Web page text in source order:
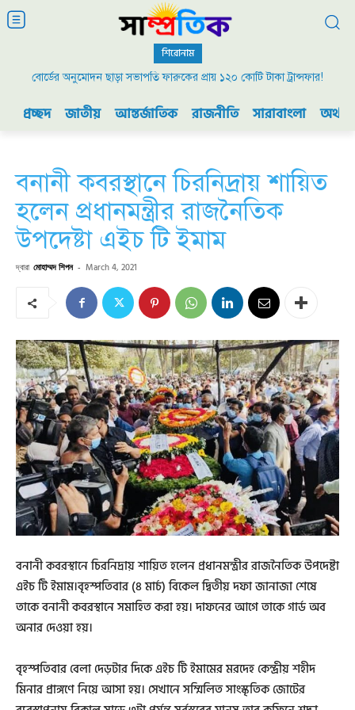
শিরোনাম
বোর্ডের অনুমোদন ছাড়া সভাপতি ফারুকের প্রায় ১২০ কোটি টাকা ট্রান্সফার!
প্রচ্ছদ জাতীয় আন্তর্জাতিক রাজনীতি সারাবাংলা
বনানী কবরস্থানে চিরনিদ্রায় শায়িত
হলেন প্রধানমন্ত্রীর রাজনৈতিক
উপদেষ্টা এইচ টি ইমাম
দ্বারা মোহাম্মদ শিপন - March 4, 2021
বনানী কবরস্থানে চিরনিদ্রায় শায়িত হলেন প্রধানমন্ত্রীর রাজনৈতিক উপদেষ্টা
এইচ টি ইমাম।বৃহস্পতিবার (৪ মার্চ) বিকেল দ্বিতীয় দফা জানাজা শেষে
তাকে বনানী কবরস্থানে সমাহিত করা হয়। দাফনের আগে তাকে গার্ড অব
অনার দেওয়া হয়।
বৃহস্পতিবার বেলা দেড়টার দিকে এইচ টি ইমামের মরদেহ কেন্দ্রীয় শহীদ
মিনার প্রাঙ্গণে নিয়ে আসা হয়। সেখানে সম্মিলিত সাংস্কৃতিক জোটের